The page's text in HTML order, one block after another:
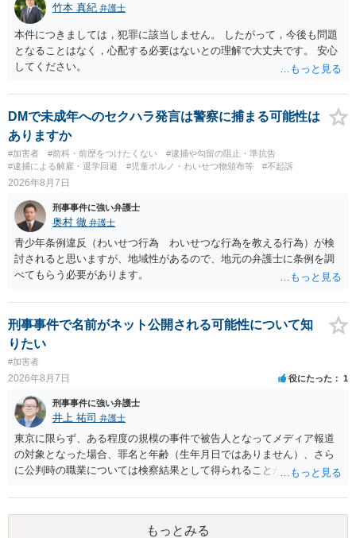
竹本 真紀 弁護士
本件につきましては，犯罪に該当しません。 したがって，今後も問題
となることはなく，心配する必要はないとの理解で大丈夫です。 安心
してください。
DMで未成年へのセクハラ発言は警察に捕まる可能性は
ありますか
#加害者 #前科・前歴をつけたくない
#逮捕や勾留の阻止・準抗告
#逮捕による解雇・退学回避
#児童ポルノ・わいせつ物頒布等 #不起訴
2026年8月7日
刑事事件に強い弁護士
奥村 徹 弁護士
青少年条例違反（わいせつ行為 わいせつな行為を教える行為）が検
討されると思いますが、地域性があるので、地元の弁護士に条例を調
べてもらう必要があります。
刑事事件で名前がネット公開される可能性について知
りたい
#加害者
2026年8月7日 役にたった 1
刑事事件に強い弁護士
井上 祐司 弁護士
東京に限らず、ある程度の規模の事件で被告人となってメディア報道
の対象となった場合、罪名と年齢（生年月日ではありません）、さら
に公判時の職業については検察結果として得られることが通常です。
もっとみる